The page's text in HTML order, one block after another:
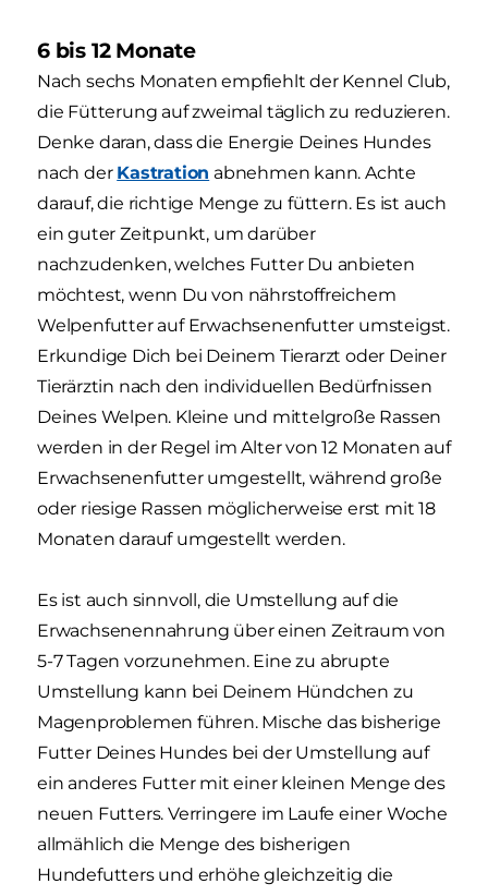
6 bis 12 Monate
Nach sechs Monaten empfiehlt der Kennel Club,
die Fütterung auf zweimal täglich zu reduzieren.
Denke daran, dass die Energie Deines Hundes
nach der Kastration abnehmen kann. Achte
darauf, die richtige Menge zu füttern. Es ist auch
ein guter Zeitpunkt, um darüber
nachzudenken, welches Futter Du anbieten
möchtest, wenn Du von nährstoffreichem
Welpenfutter auf Erwachsenenfutter umsteigst.
Erkundige Dich bei Deinem Tierarzt oder Deiner
Tierärztin nach den individuellen Bedürfnissen
Deines Welpen. Kleine und mittelgroße Rassen
werden in der Regel im Alter von 12 Monaten auf
Erwachsenenfutter umgestellt, während große
oder riesige Rassen möglicherweise erst mit 18
Monaten darauf umgestellt werden.
Es ist auch sinnvoll, die Umstellung auf die
Erwachsenennahrung über einen Zeitraum von
5-7 Tagen vorzunehmen. Eine zu abrupte
Umstellung kann bei Deinem Hündchen zu
Magenproblemen führen. Mische das bisherige
Futter Deines Hundes bei der Umstellung auf
ein anderes Futter mit einer kleinen Menge des
neuen Futters. Verringere im Laufe einer Woche
allmählich die Menge des bisherigen
Hundefutters und erhöhe gleichzeitig die